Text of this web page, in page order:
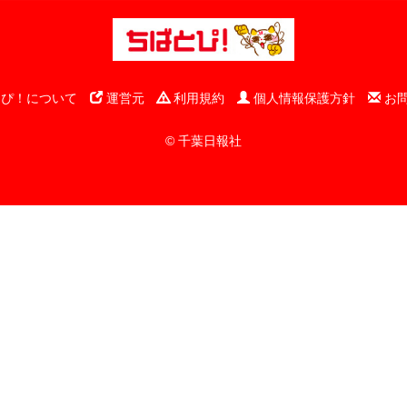
！について 運営元 利用規約 個人情報保護方針 お
© 千葉日報社